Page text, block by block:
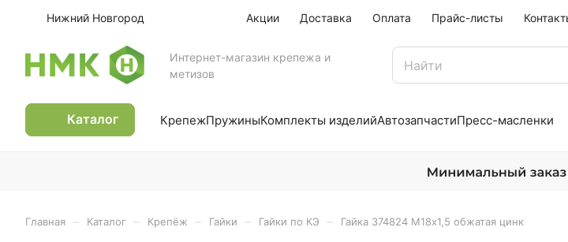
Нижний Новгород Акции Доставка Оплата Прайс-листы
Интернет-магазин крепежа и
метизов
Каталог КрепежПружиныКомплекты изделийАвтозапчастиПресс-масленки
Главная Каталог Крепёж Гайки Гайки по КЭ Гайка 374824 М18х1,5 обжатая цинк